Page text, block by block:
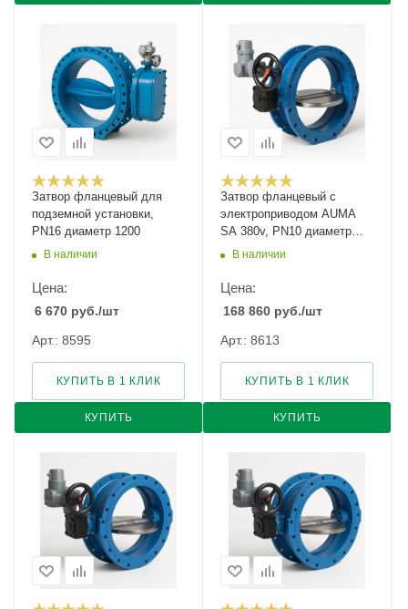
Затвор фланцевый для
подземной установки,
PN16 диаметр 1200
В наличии
Цена:
6 670 руб./шт
Арт.: 8595
КУПИТЬ
КУПИТЬ В 1 КЛИК
Затвор фланцевый с
электроприводом AUMA
SA 380v, PN10 диаметр
1000В наличии
Цена:
168 860 руб./шт
Арт.: 8613
КУПИТЬ
КУПИТЬ В 1 КЛИК